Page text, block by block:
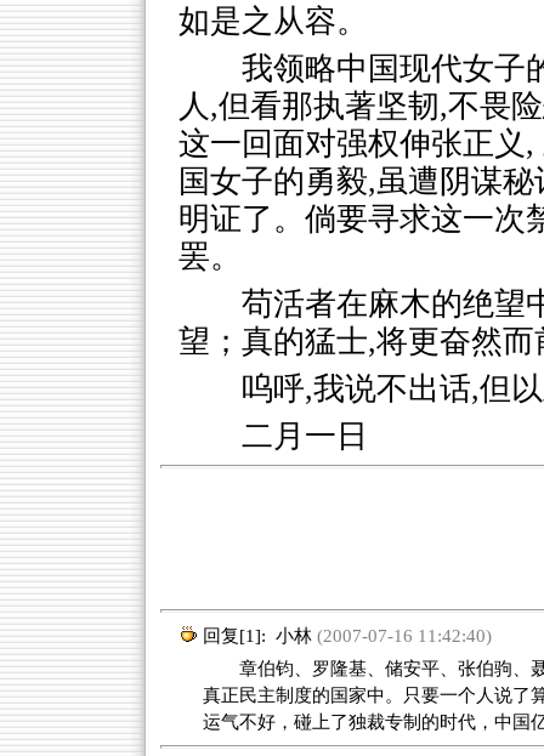
如是之从容。
我领略中国现代女子
人,但看那执著坚韧,不畏
这一回面对强权伸张正义
国女子的勇毅,虽遭阴谋
明证了。倘要寻求这一次
罢。
苟活者在麻木的绝望
望；真的猛士,将更奋然而
呜呼,我说不出话,但
二月一日
回复[1]: 小林(2007-07-16 11:42:40)
章伯钧、罗隆基、储安平、张伯驹、聂
真正民主制度的国家中。只要一个人说了
运气不好，碰上了独裁专制的时代，中国